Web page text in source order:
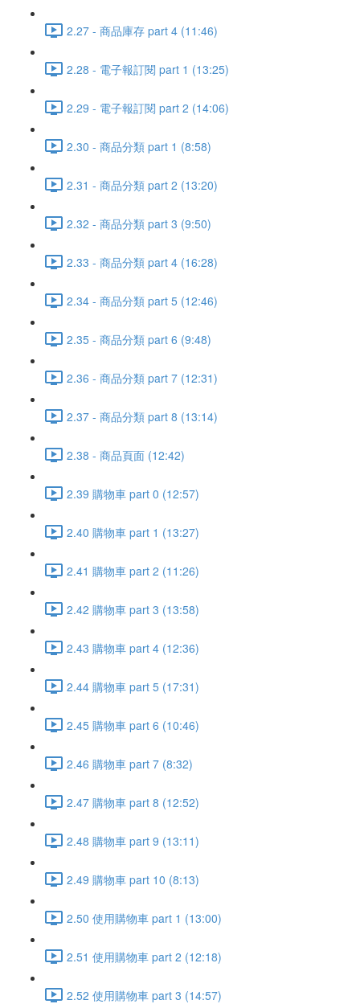
2.27 - 商品庫存 part 4 (11:46)
2.28 - 電子報訂閱 part 1 (13:25)
2.29 - 電子報訂閱 part 2 (14:06)
2.30 - 商品分類 part 1 (8:58)
2.31 - 商品分類 part 2 (13:20)
2.32 - 商品分類 part 3 (9:50)
2.33 - 商品分類 part 4 (16:28)
2.34 - 商品分類 part 5 (12:46)
2.35 - 商品分類 part 6 (9:48)
2.36 - 商品分類 part 7 (12:31)
2.37 - 商品分類 part 8 (13:14)
2.38 - 商品頁面 (12:42)
2.39 購物車 part 0 (12:57)
2.40 購物車 part 1 (13:27)
2.41 購物車 part 2 (11:26)
2.42 購物車 part 3 (13:58)
2.43 購物車 part 4 (12:36)
2.44 購物車 part 5 (17:31)
2.45 購物車 part 6 (10:46)
2.46 購物車 part 7 (8:32)
2.47 購物車 part 8 (12:52)
2.48 購物車 part 9 (13:11)
2.49 購物車 part 10 (8:13)
2.50 使用購物車 part 1 (13:00)
2.51 使用購物車 part 2 (12:18)
2.52 使用購物車 part 3 (14:57)